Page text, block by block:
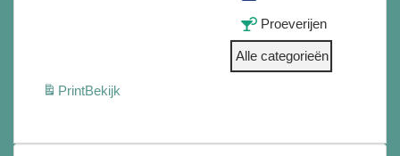
Proeverijen
Alle categorieën
PrintBekijk